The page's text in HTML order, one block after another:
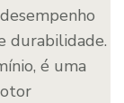
durabilidade.
é uma